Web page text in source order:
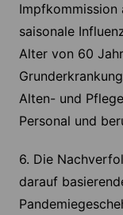
saisonale
Alter von 60
Alten- und
Personal und
6. Die
darauf